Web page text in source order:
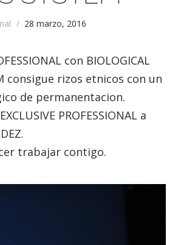
/ 28 marzo, 2016
con BIOLOGICAL
consigue rizos etnicos con un
de permanentacion.
PROFESSIONAL a
trabajar contigo.